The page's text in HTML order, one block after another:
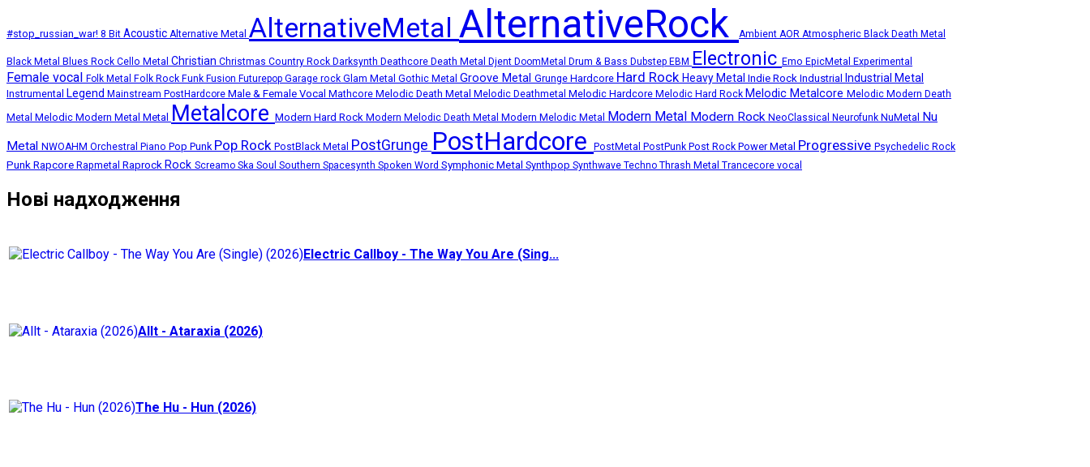
#stop_russian_war! 8 Bit Acoustic Alternative Metal AlternativeMetal AlternativeRock Ambient AOR Atmospheric Black Death Metal
Black Metal Blues Rock Cello Metal Christian Christmas Country Rock Darksynth Deathcore Death Metal Djent DoomMetal Drum & Bass Dubstep EBM Electronic Emo EpicMetal Experimental
Female vocal Folk Metal Folk Rock Funk Fusion Futurepop Garage rock Glam Metal Gothic Metal Groove Metal Grunge Hardcore Hard Rock Heavy Metal Indie Rock Industrial Industrial Metal
Instrumental Legend Mainstream PostHardcore Male & Female Vocal Mathcore Melodic Death Metal Melodic Deathmetal Melodic Hardcore Melodic Hard Rock Melodic Metalcore Melodic Modern Death
Metal Melodic Modern Metal Metal Metalcore Modern Hard Rock Modern Melodic Death Metal Modern Melodic Metal Modern Metal Modern Rock NeoClassical Neurofunk NuMetal Nu
Metal
NWOAHM Orchestral Piano Pop Punk Pop Rock PostBlack Metal PostGrunge PostHardcore PostMetal PostPunk Post Rock Power Metal Progressive Psychedelic Rock
PunkRapcore Rapmetal Raprock Rock Screamo Ska Soul Southern Spacesynth Spoken Word Symphonic Metal Synthpop Synthwave Techno Thrash Metal Trancecore vocal
Нові надходження
Electric Callboy - The Way You Are (Sing...
Allt - Ataraxia (2026)
The Hu - Hun (2026)